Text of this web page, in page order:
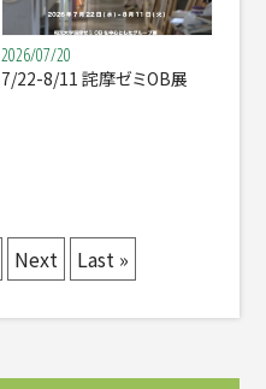
2026/07/20
7/22-8/11 詫摩ゼミOB展
Next Last »